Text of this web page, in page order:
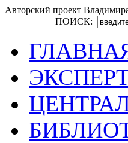
Авторский проект
ПОИСК: